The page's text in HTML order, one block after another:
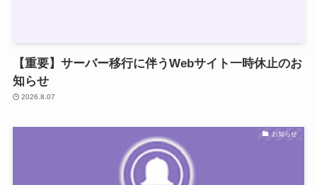
【重要】サーバー移行に伴うWebサイト一時休止のお
知らせ
2026.8.07
お知らせ